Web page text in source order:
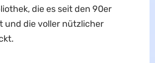
die es seit den 90er
und die voller nützlicher